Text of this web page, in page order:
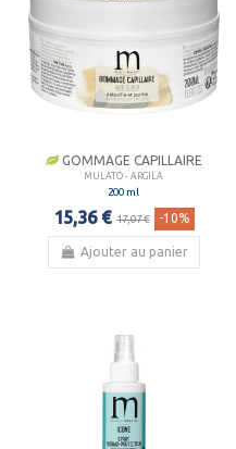
GOMMAGE CAPILLAIRE
MULATO - ARGILA
200 ml
15,36 € 17,07 € -10%
Ajouter au panier